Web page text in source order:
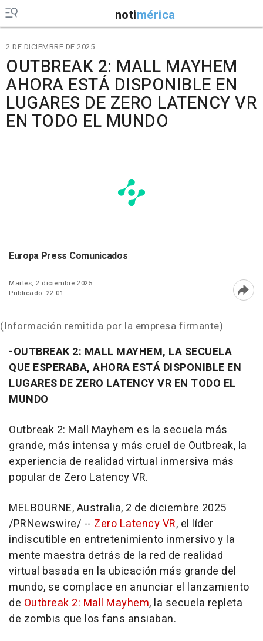
notimérica
2 DE DICIEMBRE DE 2025
OUTBREAK 2: MALL MAYHEM
AHORA ESTÁ DISPONIBLE EN
LUGARES DE ZERO LATENCY VR
EN TODO EL MUNDO
Europa Press Comunicados
Martes, 2 diciembre 2025
Publicado: 22:01
(Información remitida por la empresa firmante)
-OUTBREAK 2: MALL MAYHEM, LA SECUELA
QUE ESPERABA, AHORA ESTÁ DISPONIBLE EN
LUGARES DE ZERO LATENCY VR EN TODO EL
MUNDO
Outbreak 2: Mall Mayhem es la secuela más
grande, más intensa y más cruel de Outbreak, la
experiencia de realidad virtual inmersiva más
popular de Zero Latency VR.
MELBOURNE, Australia, 2 de diciembre 2025
/PRNewswire/ -- Zero Latency VR, el líder
indiscutible en entretenimiento inmersivo y la
mente maestra detrás de la red de realidad
virtual basada en la ubicación más grande del
mundo, se complace en anunciar el lanzamiento
de Outbreak 2: Mall Mayhem, la secuela repleta
de zombis que los fans ansiaban.